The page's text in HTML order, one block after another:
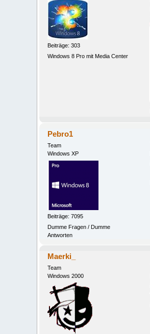
Beiträge: 303
Windows 8 Pro mit Media Center
Pebro1
Team
Windows XP
Beiträge: 7095
Dumme Fragen / Dumme
Antworten
Maerki_
Team
Windows 2000